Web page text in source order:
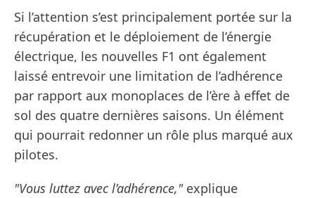
Si l’attention s’est principalement portée sur la
récupération et le déploiement de l’énergie
électrique, les nouvelles F1 ont également
laissé entrevoir une limitation de l’adhérence
par rapport aux monoplaces de l’ère à effet de
sol des quatre dernières saisons. Un élément
qui pourrait redonner un rôle plus marqué aux
pilotes.
"Vous luttez avec l’adhérence,"explique